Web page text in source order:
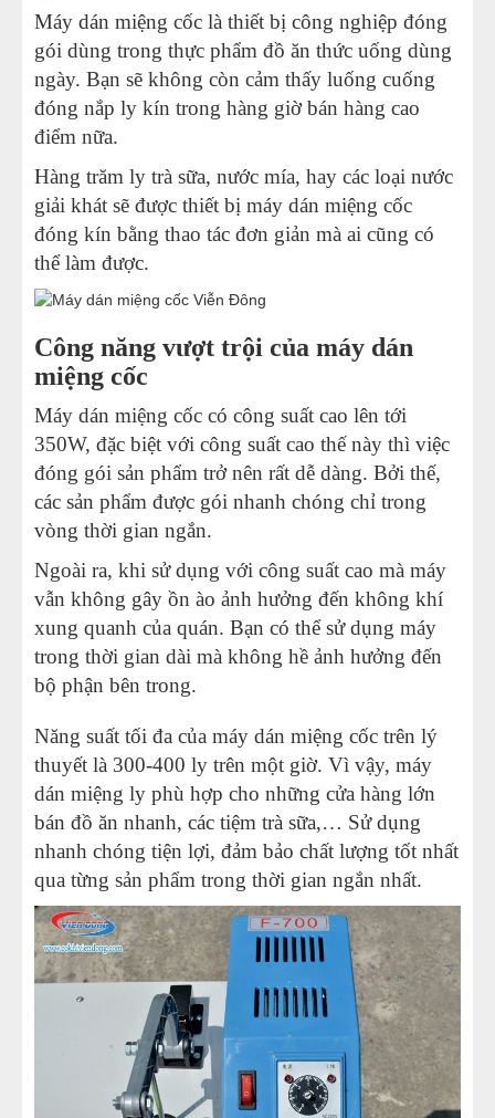
Máy dán miệng cốc là thiết bị công nghiệp đóng
gói dùng trong thực phẩm đồ ăn thức uống dùng
ngày. Bạn sẽ không còn cảm thấy luống cuống
đóng nắp ly kín trong hàng giờ bán hàng cao
điểm nữa.
Hàng trăm ly trà sữa, nước mía, hay các loại nước
giải khát sẽ được thiết bị máy dán miệng cốc
đóng kín bằng thao tác đơn giản mà ai cũng có
thể làm được.
Công năng vượt trội của máy dán
miệng cốc
Máy dán miệng cốc có công suất cao lên tới
350W, đặc biệt với công suất cao thế này thì việc
đóng gói sản phẩm trở nên rất dễ dàng. Bởi thế,
các sản phẩm được gói nhanh chóng chỉ trong
vòng thời gian ngắn.
Ngoài ra, khi sử dụng với công suất cao mà máy
vẫn không gây ồn ào ảnh hưởng đến không khí
xung quanh của quán. Bạn có thể sử dụng máy
trong thời gian dài mà không hề ảnh hưởng đến
bộ phận bên trong.
Năng suất tối đa của máy dán miệng cốc trên lý
thuyết là 300-400 ly trên một giờ. Vì vậy, máy
dán miệng ly phù hợp cho những cửa hàng lớn
bán đồ ăn nhanh, các tiệm trà sữa,… Sử dụng
nhanh chóng tiện lợi, đảm bảo chất lượng tốt nhất
qua từng sản phẩm trong thời gian ngắn nhất.